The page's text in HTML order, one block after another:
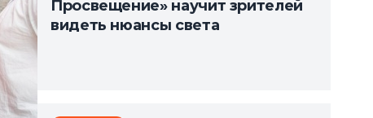
Просвещение» научит зрителей
видеть нюансы света